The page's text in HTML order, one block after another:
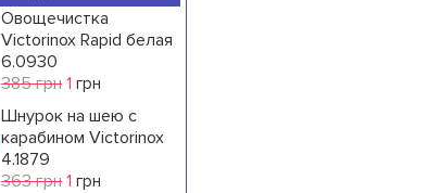
Овощечистка
Victorinox Rapid белая
6.0930
385 грн 1 грн
Шнурок на шею с
карабином Victorinox
4.1879
363 грн 1 грн